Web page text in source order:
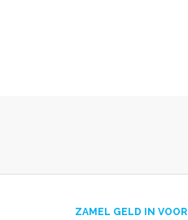
ZAMEL GELD IN VOOR